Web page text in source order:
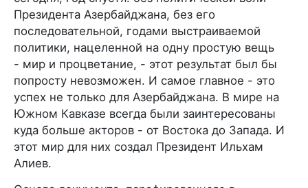
Президента Азербайджана, без его
последовательной, годами выстраиваемой
политики, нацеленной на одну простую вещь
- мир и процветание, - этот результат был бы
попросту невозможен. И самое главное - это
успех не только для Азербайджана. В мире на
Южном Кавказе всегда были заинтересованы
куда больше акторов - от Востока до Запада. И
этот мир для них создал Президент Ильхам
Алиев.